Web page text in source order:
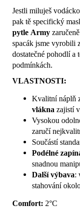
Jestli miluješ
pak tě specifický
pytle Army
spacák jsme vyrobili
dostatečné pohodlí
podmínkách.
VLASTNOSTI:
Kvalitní náplň
vlákna zajistí
Vysokou
zaručí
Součástí
Podélné
snadnou
Další výbava:
stahování
Comfort: 2°C